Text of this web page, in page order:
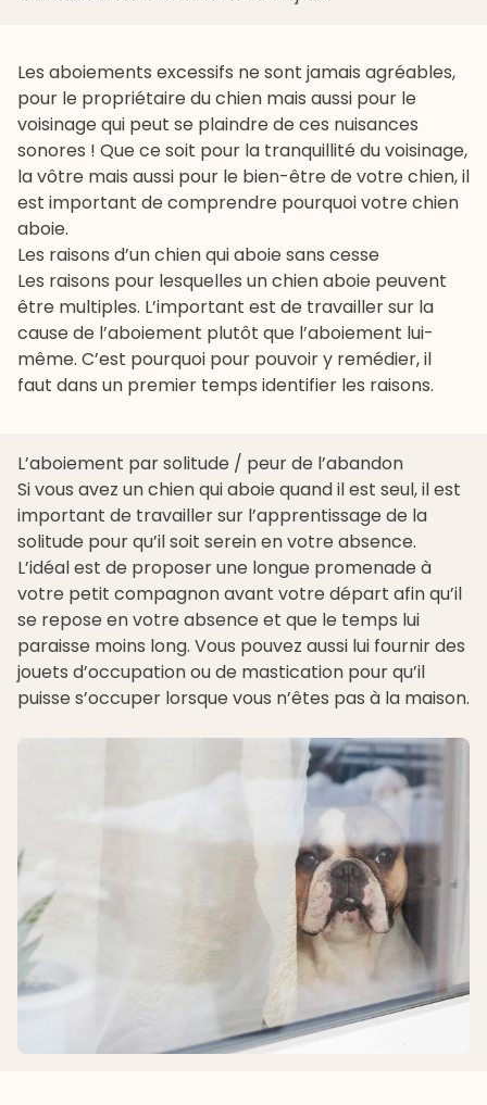
Les aboiements excessifs ne sont jamais agréables,
pour le propriétaire du chien mais aussi pour le
voisinage qui peut se plaindre de ces nuisances
sonores ! Que ce soit pour la tranquillité du voisinage,
la vôtre mais aussi pour le bien-être de votre chien, il
est important de comprendre pourquoi votre chien
aboie.
Les raisons d’un chien qui aboie sans cesse
Les raisons pour lesquelles un chien aboie peuvent
être multiples. L’important est de travailler sur la
cause de l’aboiement plutôt que l’aboiement lui-
même. C’est pourquoi pour pouvoir y remédier, il
faut dans un premier temps identifier les raisons.
L’aboiement par solitude / peur de l’abandon
Si vous avez un chien qui aboie quand il est seul, il est
important de travailler sur l’apprentissage de la
solitude pour qu’il soit serein en votre absence.
L’idéal est de proposer une longue promenade à
votre petit compagnon avant votre départ afin qu’il
se repose en votre absence et que le temps lui
paraisse moins long. Vous pouvez aussi lui fournir des
jouets d’occupation ou de mastication pour qu’il
puisse s’occuper lorsque vous n’êtes pas à la maison.